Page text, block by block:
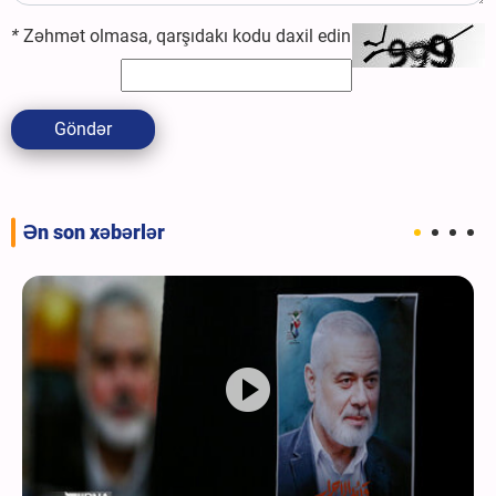
* Zəhmət olmasa, qarşıdakı kodu daxil edin
Göndər
Ən son xəbərlər